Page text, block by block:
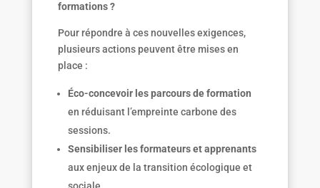
formations ?
Pour répondre à ces nouvelles exigences,
plusieurs actions peuvent être mises en
place :
Éco-concevoir les parcours de formation
en réduisant l’empreinte carbone des
sessions.
Sensibiliser les formateurs et apprenants
aux enjeux de la transition écologique et